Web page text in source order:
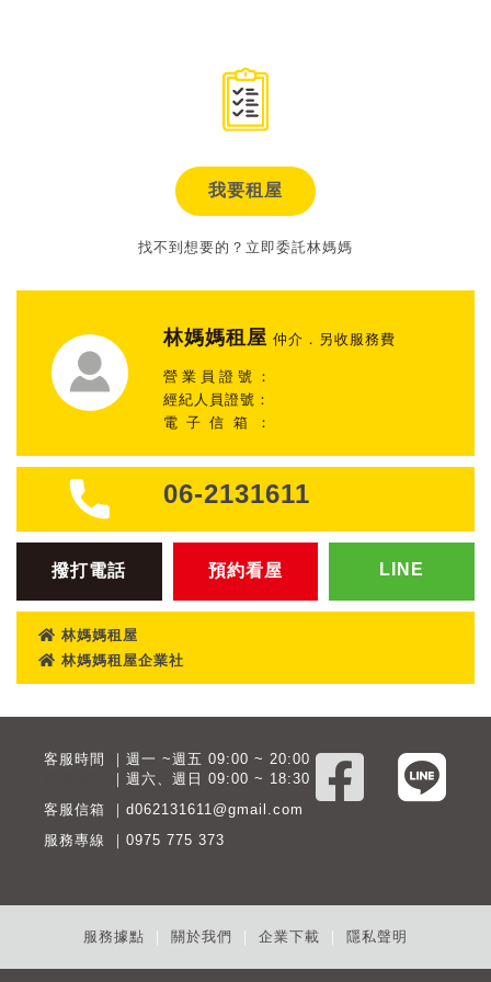
我要租屋
找不到想要的？立即委託林媽媽
林媽媽租屋 仲介．另收服務費
營業員證號：
經紀人員證號：
電子信箱：
06-2131611
撥打電話 預約看屋 LINE
林媽媽租屋
林媽媽租屋企業社
客服時間 ｜週一 ~週五 09:00 ~ 20:00
｜週六、週日 09:00 ~ 18:30
客服信箱 ｜d062131611@gmail.com
服務專線 ｜0975 775 373
服務據點 關於我們 企業下載 隱私聲明